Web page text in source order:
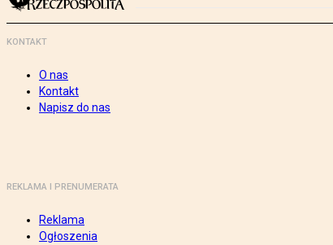
KONTAKT
O nas
Kontakt
Napisz do nas
REKLAMA I PRENUMERATA
Reklama
Ogłoszenia